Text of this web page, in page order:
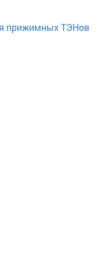
прижимных ТЭНов